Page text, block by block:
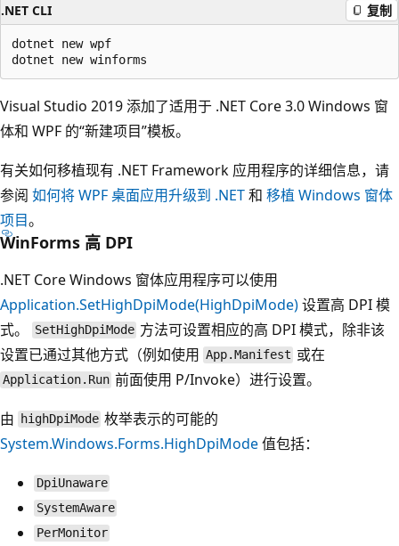
.NET CLI 复制
dotnet new wpf
Visual Studio 2019 添加了适用于 .NET Core 3.0 Windows 窗
体和 WPF 的“新建项目”模板。
有关如何移植现有 .NET Framework 应用程序的详细信息，请
参阅 如何将 WPF 桌面应用升级到 .NET和 移植 Windows 窗体
项目。
WinForms 高 DPI
.NET Core Windows 窗体应用程序可以使用
Application.SetHighDpiMode(HighDpiMode)设置高 DPI 模
式。
SetHighDpiMode 方法可设置相应的高 DPI 模式，除非该
设置已通过其他方式（例如使用 App.Manifest 或在
Application.Run 前面使用 P/Invoke）进行设置。
由
highDpiMode 枚举表示的可能的
System.Windows.Forms.HighDpiMode值包括：
DpiUnaware
SystemAware
PerMonitor